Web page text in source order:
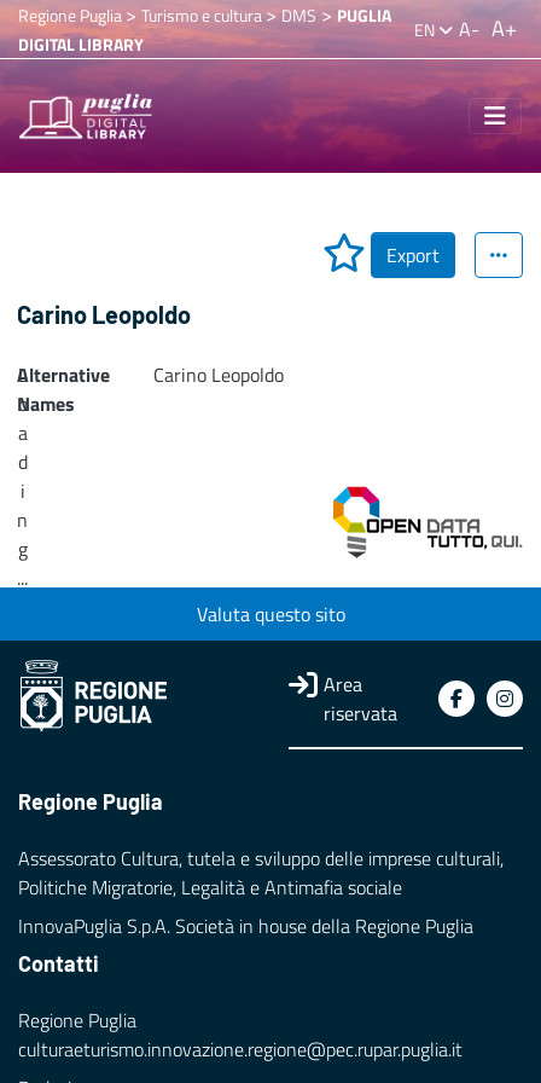
Regione Puglia> Turismo e cultura>DMS > PUGLIA
DIGITAL LIBRARY
EN A- A+
Export
Carino Leopoldo
L
o
a
d
i
n
g
...
Alternative
Names
Carino Leopoldo
Valuta questo sito
Area
riservata
Regione Puglia
Assessorato Cultura, tutela e sviluppo delle imprese culturali,
Politiche Migratorie, Legalità e Antimafia sociale
InnovaPuglia S.p.A. Società in house della Regione Puglia
Contatti
Regione Puglia
culturaeturismo.innovazione.regione@pec.rupar.puglia.it